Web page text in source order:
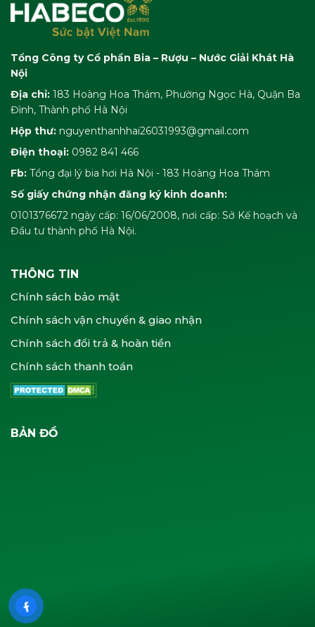
Tổng Công ty Cổ phần Bia – Rượu – Nước Giải Khát Hà
Nội
Địa chỉ: 183 Hoàng Hoa Thám, Phường Ngọc Hà, Quận Ba
Đình, Thành phố Hà Nội
Hộp thư: nguyenthanhhai26031993@gmail.com
Điện thoại: 0982 841 466
Fb: Tổng đại lý bia hơi Hà Nội - 183 Hoàng Hoa Thám
Số giấy chứng nhận đăng ký kinh doanh:
0101376672 ngày cấp: 16/06/2008, nơi cấp: Sở Kế hoạch và
Đầu tư thành phố Hà Nội.
THÔNG TIN
Chính sách bảo mật
Chính sách vận chuyển & giao nhận
Chính sách đổi trả & hoàn tiền
Chính sách thanh toán
BẢN ĐỒ